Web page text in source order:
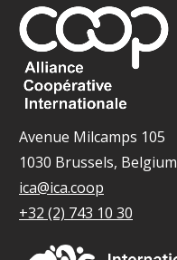
Avenue Milcamps 105
1030 Brussels, Belgium
ica@ica.coop
+32 (2) 743 10 30